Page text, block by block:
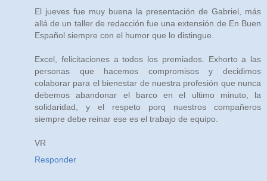
El jueves fue muy buena la presentación de Gabriel, más
allá de un taller de redacción fue una extensión de En Buen
Español siempre con el humor que lo distingue.
Excel, felicitaciones a todos los premiados. Exhorto a las
personas que hacemos compromisos y decidimos
colaborar para el bienestar de nuestra profesión que nunca
debemos abandonar el barco en el ultimo minuto, la
solidaridad, y el respeto porq nuestros compañeros
siempre debe reinar ese es el trabajo de equipo.
VR
Responder